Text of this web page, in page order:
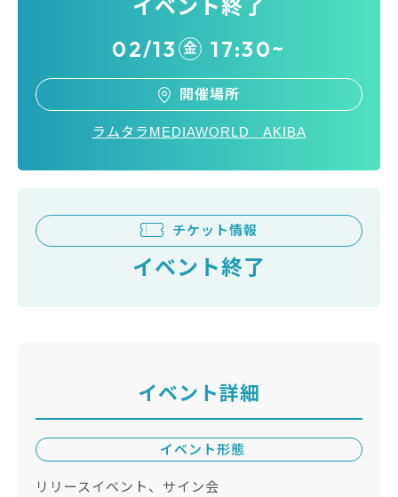
イベント終了
02/13 金 17:30~
開催場所
ラムタラMEDIAWORLD AKIBA
チケット情報
イベント終了
イベント詳細
イベント形態
リリースイベント、サイン会